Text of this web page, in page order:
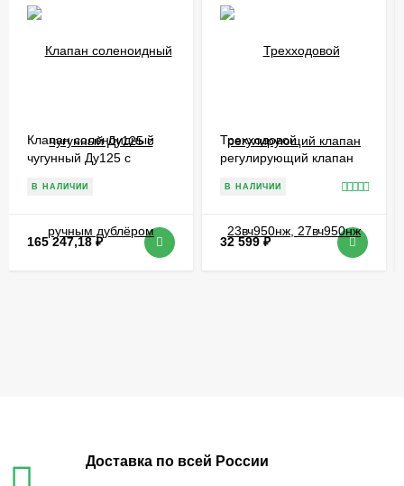
Клапан соленоидный
чугунный Ду125 с
HF65036
В НАЛИЧИИ
165 247,18₽
Трехходовой
регулирующий клапан
В НАЛИЧИИ
32 599₽
Доставка по всей России